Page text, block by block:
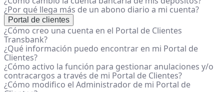
¿Por qué llega más de un abono diario a mi cuenta?
Portal de clientes
¿Cómo creo una cuenta en el Portal de Clientes
Transbank?
¿Qué información puedo encontrar en mi Portal de
Clientes?
¿Cómo activo la función para gestionar anulaciones y/o
contracargos a través de mi Portal de Clientes?
¿Cómo modifico el Administrador de mi Portal de